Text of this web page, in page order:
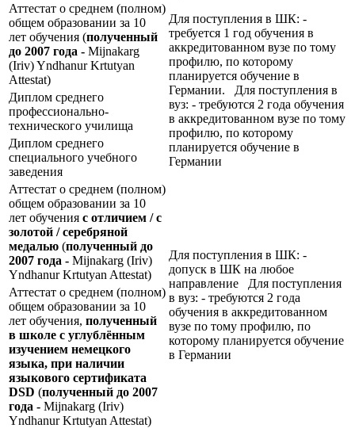
Аттестат о среднем (полном)
общем образовании за 10
лет обучения (полученный
до 2007 года - Mijnakarg
(Iriv) Yndhanur Krtutyan
Attestat)
Для поступления в ШК: -
требуется 1 год обучения в
аккредитованном вузе по тому
профилю, по которому
планируется обучение в
Германии. Для поступления в
вуз: - требуются 2 года обучения
в аккредитованном вузе по тому
профилю, по которому
планируется обучение в
Германии
Диплом среднего
профессионально-
технического училища
Диплом среднего
специального учебного
заведения
Аттестат о среднем (полном)
общем образовании за 10
лет обучения с отличием / с
золотой / серебряной
медалью (полученный до
2007 года - Mijnakarg (Iriv)
Yndhanur Krtutyan Attestat)
Для поступления в ШК: -
допуск в ШК на любое
направление Для поступления
в вуз: - требуются 2 года
обучения в аккредитованном
вузе по тому профилю, по
которому планируется обучение
в Германии
Аттестат о среднем (полном)
общем образовании за 10
лет обучения, полученный
в школе с углублённым
изучением немецкого
языка, при наличии
языкового сертификата
DSD (полученный до 2007
года - Mijnakarg (Iriv)
Yndhanur Krtutyan Attestat)